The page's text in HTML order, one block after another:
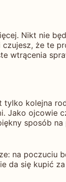
Nikt nie
że
wtrącenia
kolejna
ojcowie
sposób
na
da się kupić